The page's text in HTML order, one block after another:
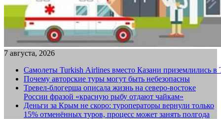
7 августа, 2026
Самолеты Turkish Airlines вместо Казани приземлились в
Почему авторские туры могут быть небезопасны
Тревел-блогерша описала жизнь на северо-востоке
России фразой «красную рыбу отдают чайкам»
Деньги за Крым не скоро: туроператоры вернули только
15% отменённых туров, процесс может занять полгода